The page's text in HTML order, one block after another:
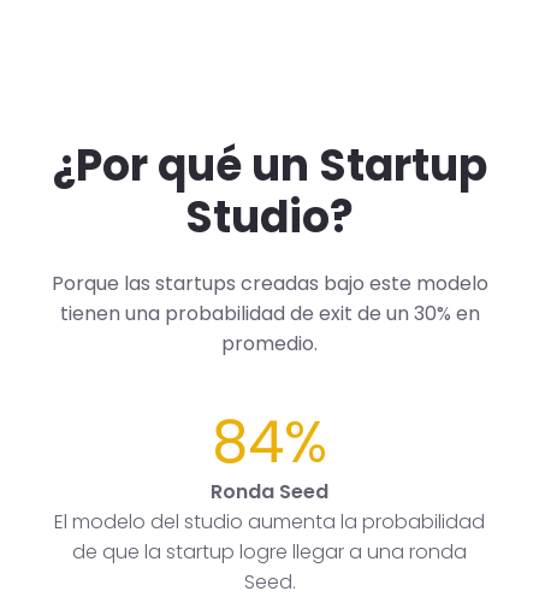
¿Por qué un Startup
Studio?
Porque las startups creadas bajo este modelo
tienen una probabilidad de exit de un 30% en
promedio.
84%
Ronda Seed
El modelo del studio aumenta la probabilidad
de que la startup logre llegar a una ronda
Seed.